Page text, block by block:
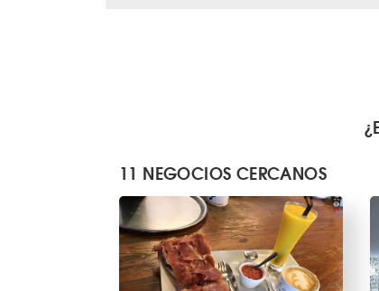
11 NEGOCIOS CERCANOS